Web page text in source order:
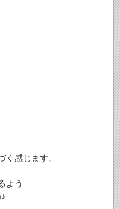
く感じます。
よう